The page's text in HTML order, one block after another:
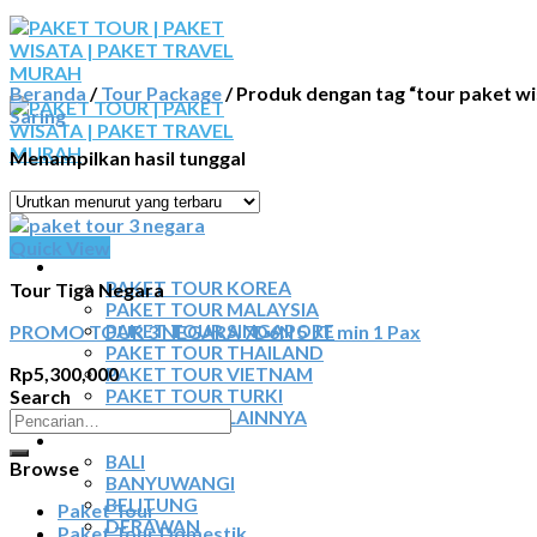
Skip
to
content
BERANDA
PAKET TOUR
PAKET TOUR KOREA
PAKET TOUR MALAYSIA
PAKET TOUR SINGAPORE
PAKET TOUR THAILAND
PAKET TOUR VIETNAM
PAKET TOUR TURKI
PAKET TOUR LAINNYA
TOUR DOMESTIK
BALI
BANYUWANGI
BELITUNG
DERAWAN
Beranda / Tour Package/Produk dengan tag “tour paket
Saring
Menampilkan hasil tunggal
Tour Tiga Negara
PROMO TOUR 3 NEGARA 7D6N 5 JT min 1 Pax
Rp5,300,000
Search
Pencarian
untuk:
Browse
Paket Tour